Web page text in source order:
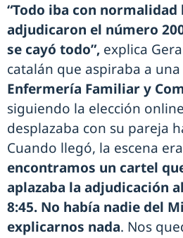
“Todo iba con normalidad
adjudicaron el número
se cayó todo”, explica
catalán que aspiraba a
Enfermería Familiar y
siguiendo la elección
desplazaba con su pareja
Cuando llegó, la escena
encontramos un cartel
aplazaba la adjudicación
8:45. No había nadie del
explicarnos nada. Nos